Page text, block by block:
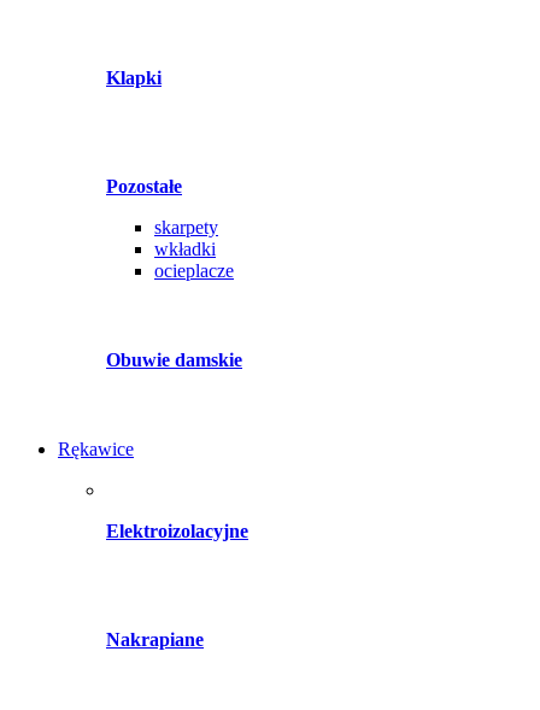
Klapki
Pozostałe
skarpety
wkładki
ocieplacze
Obuwie damskie
Rękawice
Elektroizolacyjne
Nakrapiane